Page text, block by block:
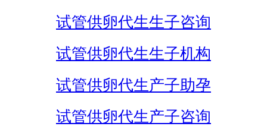
试管供卵代生生子咨询
试管供卵代生生子机构
试管供卵代生产子助孕
试管供卵代生产子咨询